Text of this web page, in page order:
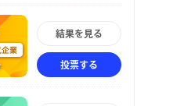
結果を見る
投票する